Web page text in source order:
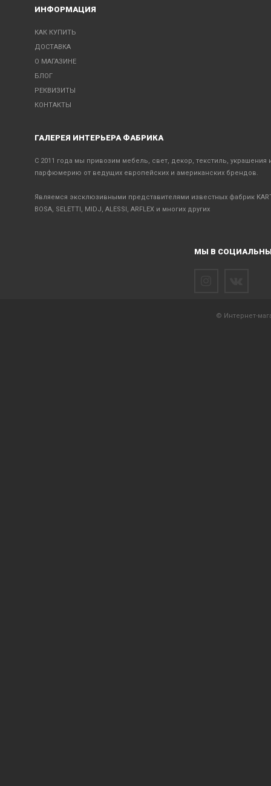
ИНФОРМАЦИЯ
КАК КУПИТЬ
ДОСТАВКА
О МАГАЗИНЕ
БЛОГ
РЕКВИЗИТЫ
КОНТАКТЫ
ГАЛЕРЕЯ ИНТЕРЬЕРА ФАБРИКА
С 2011 года мы привозим мебель, свет, декор, текстиль, украшения
парфюмерию от ведущих европейских и американских брендов.
Являемся эксклюзивными представителями известных фабрик
BOSA, SELETTI, MIDJ, ALESSI, ARFLEX и многих других
МЫ В
© Интернет-